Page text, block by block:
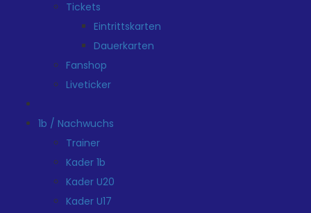
Tickets
Eintrittskarten
Dauerkarten
Fanshop
Liveticker
1b / Nachwuchs
Trainer
Kader 1b
Kader U20
Kader U17